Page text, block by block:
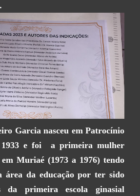
Garcia nasceu em Patrocínio
e foi a primeira mulher
Muriaé (1973 a 1976) tendo
área da educação por ter sido
da primeira escola ginasial